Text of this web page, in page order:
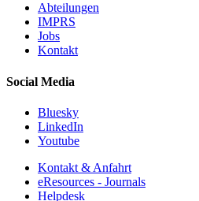
Abteilungen
IMPRS
Jobs
Kontakt
Social Media
Bluesky
LinkedIn
Youtube
Kontakt & Anfahrt
eResources - Journals
Helpdesk